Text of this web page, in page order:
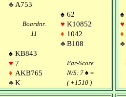
♣ A753
♠ 62
Boardnr. ♥ K10852
11 ♦ 1042
♣B108
♠ KB843
♥ 7
Par-Score
♦ AKB765 N/S: 7 ♠ =
♣K ( +1510 )
♠
♥
♦
♣